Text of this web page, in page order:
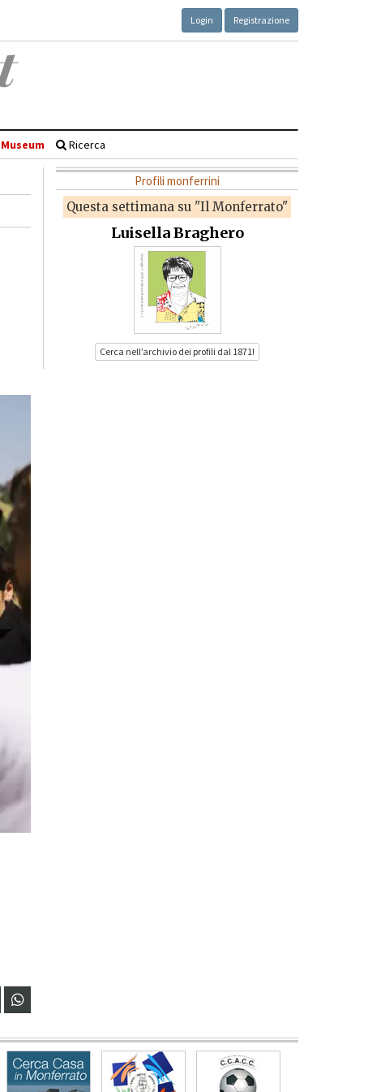
Login Registrazione
Museum Ricerca
Profili monferrini
Questa settimana su "Il Monferrato"
Luisella Braghero
Cerca nell’archivio dei profili dal 1871!